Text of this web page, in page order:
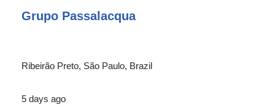
Grupo Passalacqua
Ribeirão Preto, São Paulo, Brazil
5 days ago